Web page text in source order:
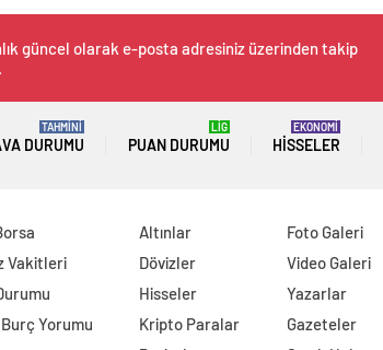
güncel olarak e-posta adresiniz üzerinden takip
DURUMU
TAHMİNİ
PUAN DURUMU
LİG
HISSELER
EKONOMİ
Vakitleri
Yorumu
Altınlar
Dövizler
Hisseler
Kripto Paralar
Foto Galeri
Video Galeri
Yazarlar
Gazeteler